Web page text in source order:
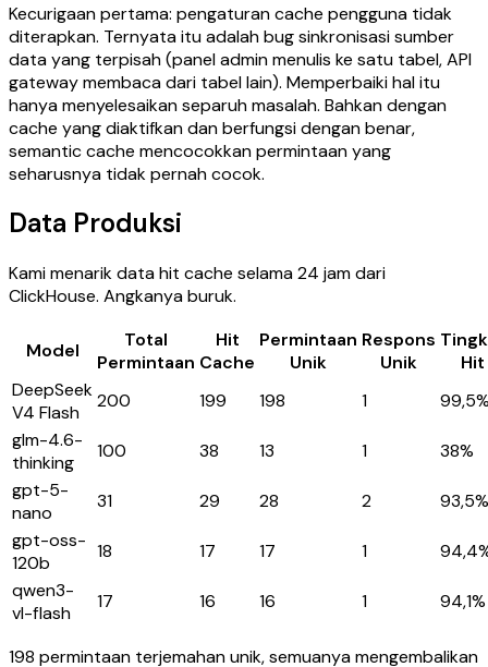
Kecurigaan pertama: pengaturan cache pengguna tidak
diterapkan. Ternyata itu adalah bug sinkronisasi sumber
data yang terpisah (panel admin menulis ke satu tabel, API
gateway membaca dari tabel lain). Memperbaiki hal itu
hanya menyelesaikan separuh masalah. Bahkan dengan
cache yang diaktifkan dan berfungsi dengan benar,
semantic cache mencocokkan permintaan yang
seharusnya tidak pernah cocok.
Data Produksi
Kami menarik data hit cache selama 24 jam dari
ClickHouse. Angkanya buruk.
Model
Total
Permintaan
Hit
Cache
Permintaan
Unik
Respons
Unik
Hit
DeepSeek
V4 Flash
200 199 198 1
glm-4.6-
thinking
100 38 13 1
38%
gpt-5-
nano
31 29 28 2
93,5%
gpt-oss-
120b
18 17 17 1
qwen3-
vl-flash
17 16 16 1 94,1%
198 permintaan terjemahan unik, semuanya mengembalikan